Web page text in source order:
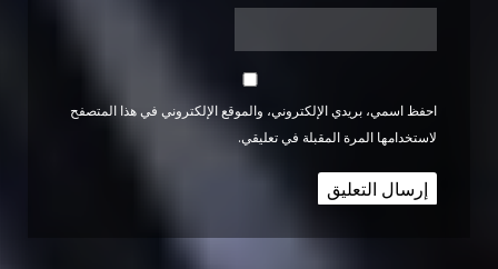
احفظ اسمي، بريدي الإلكتروني، والموقع الإلكتروني في هذا المتصفح
لاستخدامها المرة المقبلة في تعليقي.